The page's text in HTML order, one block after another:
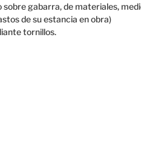
gabarra, de materiales,
de su estancia en obra)
tornillos.